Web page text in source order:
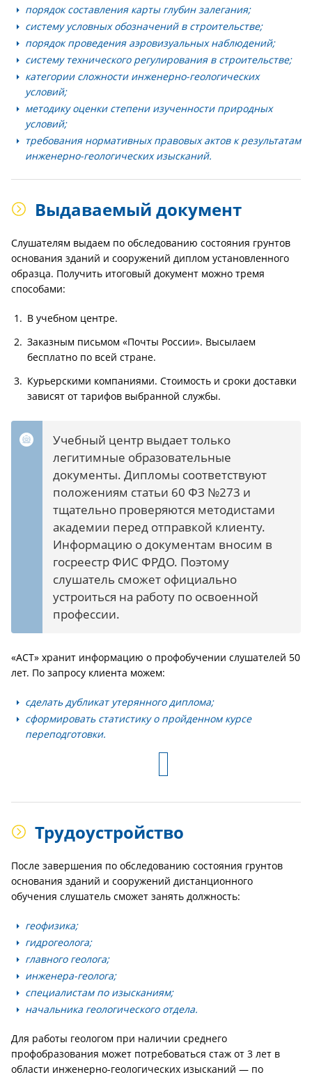
порядок составления карты глубин залегания;
систему условных обозначений в строительстве;
порядок проведения аэровизуальных наблюдений;
систему технического регулирования в строительстве;
категории сложности инженерно-геологических
условий;
методику оценки степени изученности природных
условий;
требования нормативных правовых актов к результатам
инженерно-геологических изысканий.
Выдаваемый документ
Слушателям выдаем по обследованию состояния грунтов
основания зданий и сооружений диплом установленного
образца. Получить итоговый документ можно тремя
способами:
В учебном центре.
Заказным письмом «Почты России». Высылаем
бесплатно по всей стране.
Курьерскими компаниями. Стоимость и сроки доставки
зависят от тарифов выбранной службы.
Учебный центр выдает только
легитимные образовательные
документы. Дипломы соответствуют
положениям статьи 60 ФЗ №273 и
тщательно проверяются методистами
академии перед отправкой клиенту.
Информацию о документам вносим в
госреестр ФИС ФРДО. Поэтому
слушатель сможет официально
устроиться на работу по освоенной
профессии.
«АСТ» хранит информацию о профобучении слушателей 50
лет. По запросу клиента можем:
сделать дубликат утерянного диплома;
сформировать статистику о пройденном курсе
переподготовки.
Трудоустройство
После завершения по обследованию состояния грунтов
основания зданий и сооружений дистанционного
обучения слушатель сможет занять должность:
геофизика;
гидрогеолога;
главного геолога;
инженера-геолога;
специалистам по изысканиям;
начальника геологического отдела.
Для работы геологом при наличии среднего
профобразования может потребоваться стаж от 3 лет в
области инженерно-геологических изысканий — по